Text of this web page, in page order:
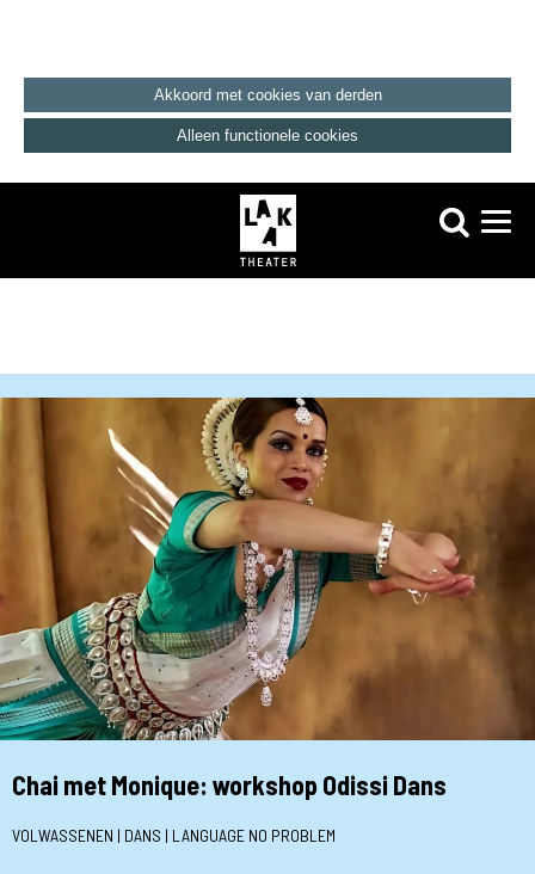
Akkoord met cookies van derden
Alleen functionele cookies
Chai met Monique: workshop Odissi Dans
VOLWASSENEN | DANS | LANGUAGE NO PROBLEM